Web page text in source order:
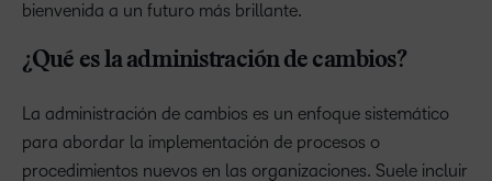
bienvenida a un futuro más brillante.
¿Qué es la administración de cambios?
La administración de cambios es un enfoque sistemático
para abordar la implementación de procesos o
procedimientos nuevos en las organizaciones. Suele incluir